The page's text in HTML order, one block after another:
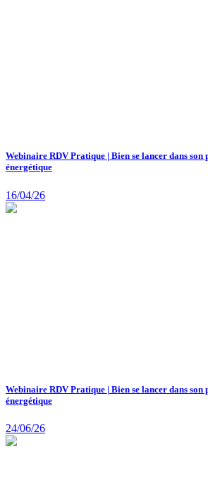
Webinaire RDV Pratique | Bien se lancer dans
énergétique
16/04/26
Webinaire RDV Pratique | Bien se lancer dans
énergétique
24/06/26